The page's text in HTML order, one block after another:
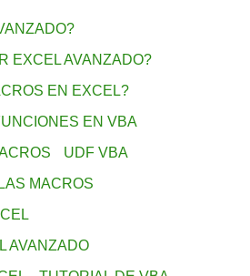
EXCEL AVANZADO?
EN EXCEL?
EN VBA
UDF VBA
MACROS
AVANZADO